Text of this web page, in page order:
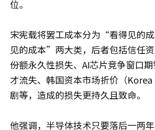
位。
宋宪载将罢工成本分为“看得见的
见的成本”两大类，后者包括信任
份额永久性损失、AI芯片竞争窗口
才流失、韩国资本市场折价（
剧等，造成的损失更持久且致命。
他强调，半导体技术只要落后一两